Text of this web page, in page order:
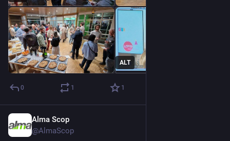
ALT
0 1 1
Alma Scop
@AlmaScop